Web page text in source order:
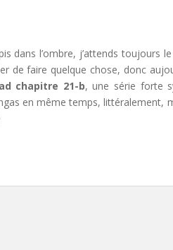
dans l’ombre, j’attends toujours
de faire quelque chose, donc
chapitre 21-b, une série forte
en même temps, littéralement,